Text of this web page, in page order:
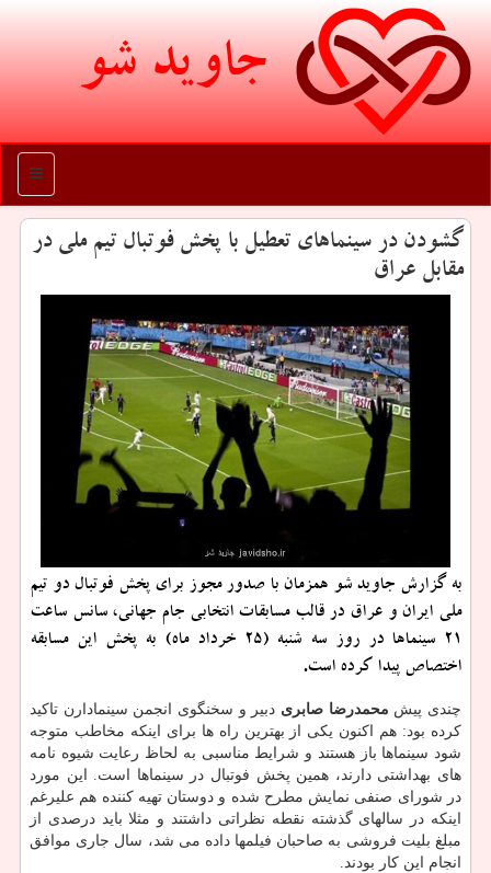
جاوید شو
منو
گشودن در سینماهای تعطیل با پخش فوتبال تیم ملی در
مقابل عراق
به گزارش جاوید شو همزمان با صدور مجوز برای پخش فوتبال دو تیم
ملی ایران و عراق در قالب مسابقات انتخابی جام جهانی، سانس ساعت
۲۱ سینماها در روز سه شنبه (۲۵ خرداد ماه) به پخش این مسابقه
اختصاص پیدا کرده است.
چندی پیش محمدرضا صابری دبیر و سخنگوی انجمن سینمادارن تاکید
کرده بود: هم اکنون یکی از بهترین راه ها برای اینکه مخاطب متوجه
شود سینماها باز هستند و شرایط مناسبی به لحاظ رعایت شیوه نامه
های بهداشتی دارند، همین پخش فوتبال در سینماها است. این مورد
در شورای صنفی نمایش مطرح شده و دوستان تهیه کننده هم علیرغم
اینکه در سالهای گذشته نقطه نظراتی داشتند و مثلا باید درصدی از
مبلغ بلیت فروشی به صاحبان فیلمها داده می شد، سال جاری موافق
انجام این کار بودند.